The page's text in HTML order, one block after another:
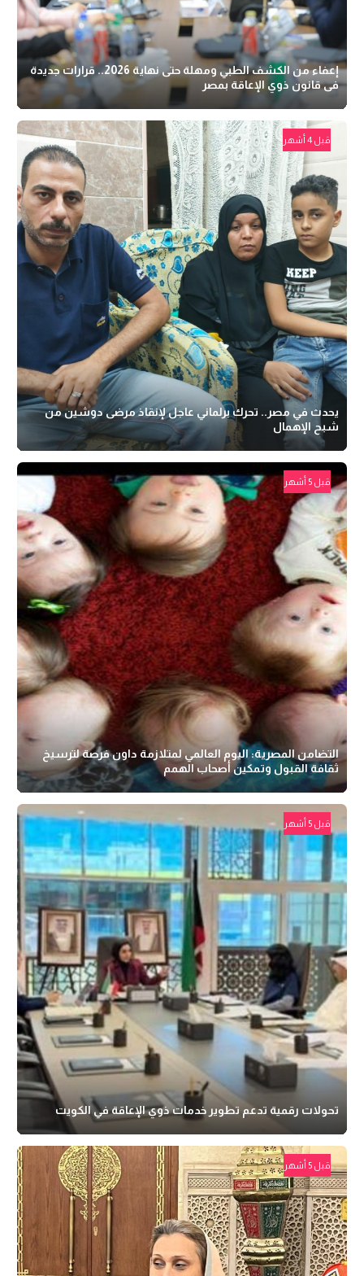
إعفاء من الكشف الطبي ومهلة حتى نهاية 2026.. قرارات جديدة
فى قانون ذوي الإعاقة بمصر
قبل 4 أشهر
يحدث في مصر.. تحرك برلماني عاجل لإنقاذ مرضى دوشين من
شبح الإهمال
قبل 5 أشهر
التضامن المصرية: اليوم العالمي لمتلازمة داون فرصة لترسيخ
ثقافة القبول وتمكين أصحاب الهمم
قبل 5 أشهر
تحولات رقمية تدعم تطوير خدمات ذوي الإعاقة في الكويت
قبل 5 أشهر